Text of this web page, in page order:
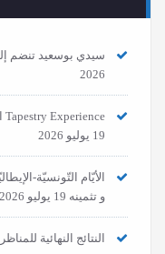
سيدي بوسعيد تنضم
2026
Tapestry Experience استكمال مشروع المدرج الروماني بالجمّ
19 يوليو 2026
الأيّام التّونسيّة-
و تثمينه 19 يوليو 2026
النتائج النهائية